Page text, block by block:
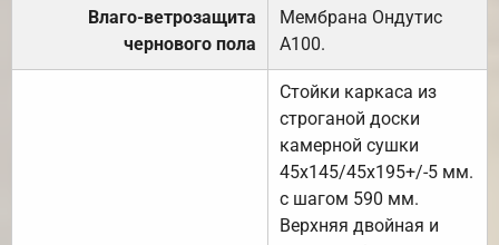
Влаго-ветрозащита
чернового пола
Мембрана Ондутис
А100.
Стойки каркаса из
строганой доски
камерной сушки
45х145/45х195+/-5 мм.
с шагом 590 мм.
Верхняя двойная и